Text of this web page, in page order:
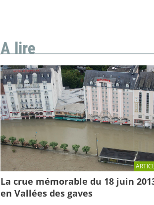
A lire
La crue mémorable du 18 juin
en Vallées des gaves